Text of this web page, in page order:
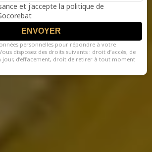
et j'accepte la politique de
ENVOYER
personnelles pour répondre à votre
disposez des droits suivants : droit d’accès, de
jour, d’effacement, droit de retirer à tout moment